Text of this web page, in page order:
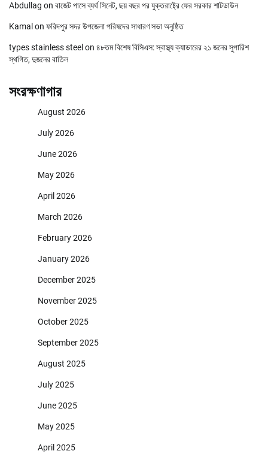
Abdullag on বাজেট পাসে ব্যর্থ সিনেট, ছয় বছর পর যুক্তরাষ্ট্রে ফের সরকার শাটডাউন
Kamal on ফরিদপুর সদর উপজেলা পরিষদের সাধারণ সভা অনুষ্ঠিত
types stainless steel on ৪৮তম বিশেষ বিসিএস: স্বাস্থ্য ক্যাডারের ২১ জনের সুপারিশ
স্থগিত, দুজনের বাতিল
সংরক্ষণাগার
August 2026
July 2026
June 2026
May 2026
April 2026
March 2026
February 2026
January 2026
December 2025
November 2025
October 2025
September 2025
August 2025
July 2025
June 2025
May 2025
April 2025